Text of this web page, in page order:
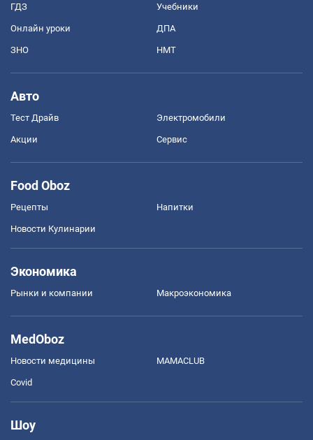
ГДЗ Учебники
Онлайн уроки ДПА
ЗНО НМТ
Авто
Тест Драйв Электромобили
Акции Сервис
Food Oboz
Рецепты Напитки
Новости Кулинарии
Экономика
Рынки и компании Mакроэкономика
MedOboz
Новости медицины MAMACLUB
Covid
Шоу